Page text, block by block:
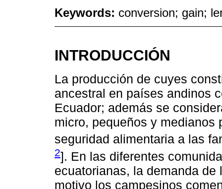
Keywords: conversion; gain;
INTRODUCCIÓN
La producción de cuyes
ancestral en países andinos
Ecuador; además se
micro, pequeños y medianos
seguridad alimentaria a las
2]. En las diferentes
ecuatorianas, la demanda
motivo los campesinos